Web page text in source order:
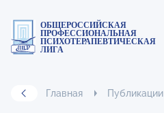
ОБЩЕРОССИЙСКАЯ
ПРОФЕССИОНАЛЬНАЯ
ПСИХОТЕРАПЕВТИЧЕСКАЯ
ЛИГА
Главная Публикации